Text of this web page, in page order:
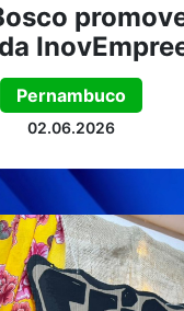
Pernambuco
02.06.2026